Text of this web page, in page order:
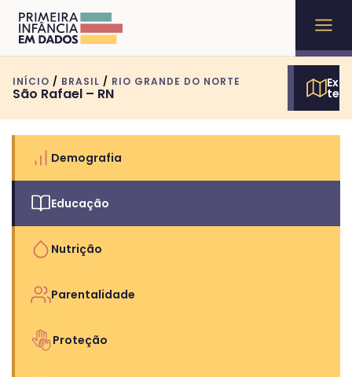
INÍCIO / BRASIL / RIO GRANDE DO NORTE
São Rafael – RN
Demografia
Educação
Nutrição
Parentalidade
Proteção